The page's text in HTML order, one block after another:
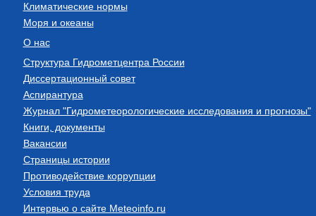
Климатические нормы
Моря и океаны
О нас
Структура Гидрометцентра России
Диссертационный совет
Аспирантура
Журнал "Гидрометеорологические исследования и прогнозы"
Книги, документы
Вакансии
Страницы истории
Противодействие коррупции
Условия труда
Интервью о сайте Meteoinfo.ru